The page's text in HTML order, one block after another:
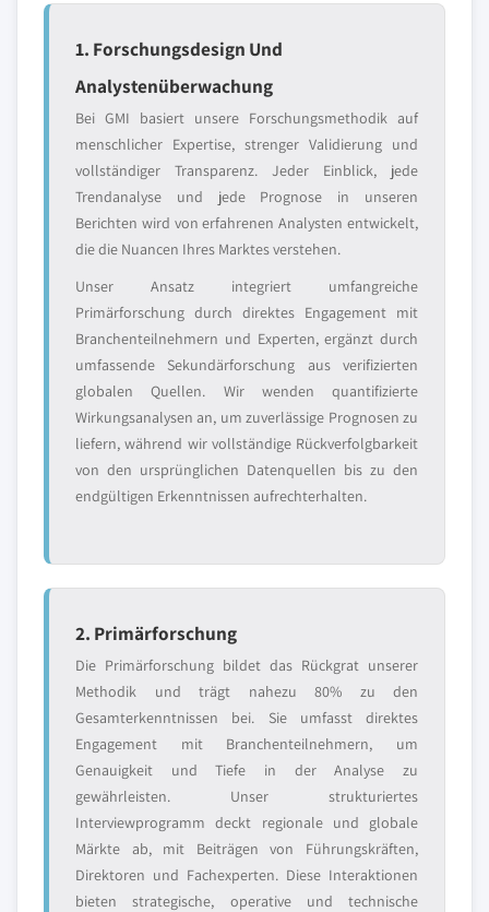
1. Forschungsdesign Und
Analystenüberwachung
Bei GMI basiert unsere Forschungsmethodik auf
menschlicher Expertise, strenger Validierung und
vollständiger Transparenz. Jeder Einblick, jede
Trendanalyse und jede Prognose in unseren
Berichten wird von erfahrenen Analysten entwickelt,
die die Nuancen Ihres Marktes verstehen.
Unser Ansatz integriert umfangreiche
Primärforschung durch direktes Engagement mit
Branchenteilnehmern und Experten, ergänzt durch
umfassende Sekundärforschung aus verifizierten
globalen Quellen. Wir wenden quantifizierte
Wirkungsanalysen an, um zuverlässige Prognosen zu
liefern, während wir vollständige Rückverfolgbarkeit
von den ursprünglichen Datenquellen bis zu den
endgültigen Erkenntnissen aufrechterhalten.
2. Primärforschung
Die Primärforschung bildet das Rückgrat unserer
Methodik und trägt nahezu 80% zu den
Gesamterkenntnissen bei. Sie umfasst direktes
Engagement mit Branchenteilnehmern, um
Genauigkeit und Tiefe in der Analyse zu
gewährleisten. Unser strukturiertes
Interviewprogramm deckt regionale und globale
Märkte ab, mit Beiträgen von Führungskräften,
Direktoren und Fachexperten. Diese Interaktionen
bieten strategische, operative und technische